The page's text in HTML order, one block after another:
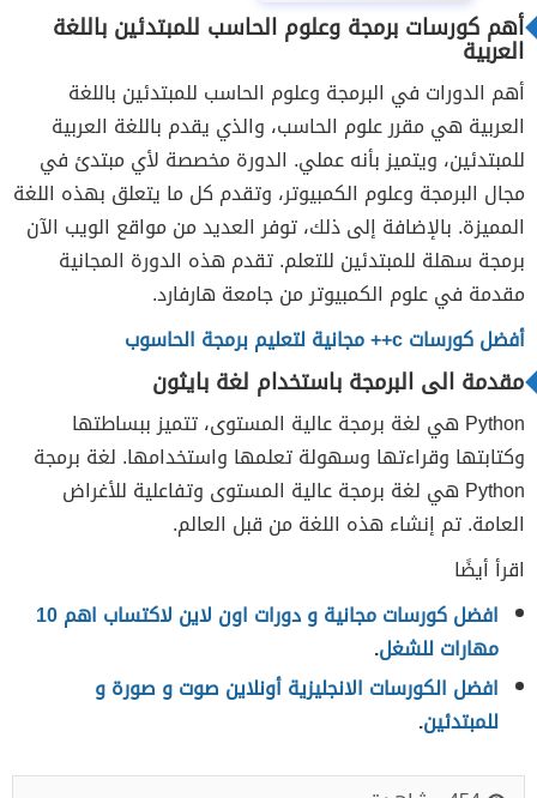
أهم كورسات برمجة وعلوم الحاسب للمبتدئين باللغة
العربية
أهم الدورات في البرمجة وعلوم الحاسب للمبتدئين باللغة
العربية هي مقرر علوم الحاسب، والذي يقدم باللغة العربية
للمبتدئين، ويتميز بأنه عملي. الدورة مخصصة لأي مبتدئ في
مجال البرمجة وعلوم الكمبيوتر، وتقدم كل ما يتعلق بهذه اللغة
المميزة. بالإضافة إلى ذلك، توفر العديد من مواقع الويب الآن
برمجة سهلة للمبتدئين للتعلم. تقدم هذه الدورة المجانية
مقدمة في علوم الكمبيوتر من جامعة هارفارد.
أفضل كورسات c++ مجانية لتعليم برمجة الحاسوب
مقدمة الى البرمجة باستخدام لغة بايثون
Python هي لغة برمجة عالية المستوى، تتميز ببساطتها
وكتابتها وقراءتها وسهولة تعلمها واستخدامها. لغة برمجة
Python هي لغة برمجة عالية المستوى وتفاعلية للأغراض
العامة. تم إنشاء هذه اللغة من قبل العالم.
اقرأ أيضًا
افضل كورسات مجانية و دورات اون لاين لاكتساب اهم 10
مهارات للشغل.
افضل الكورسات الانجليزية أونلاين صوت و صورة و
للمبتدئين.